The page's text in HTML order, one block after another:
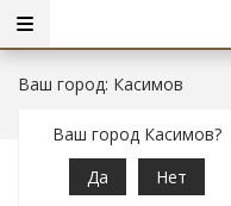
Ваш город: Касимов
Ваш город Касимов?
Да
Нет